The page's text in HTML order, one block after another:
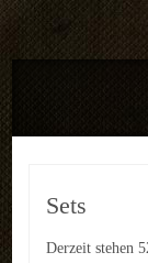
Sets
Derzeit stehen